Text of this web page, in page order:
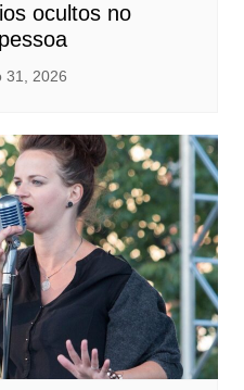
ocultos no
31, 2026